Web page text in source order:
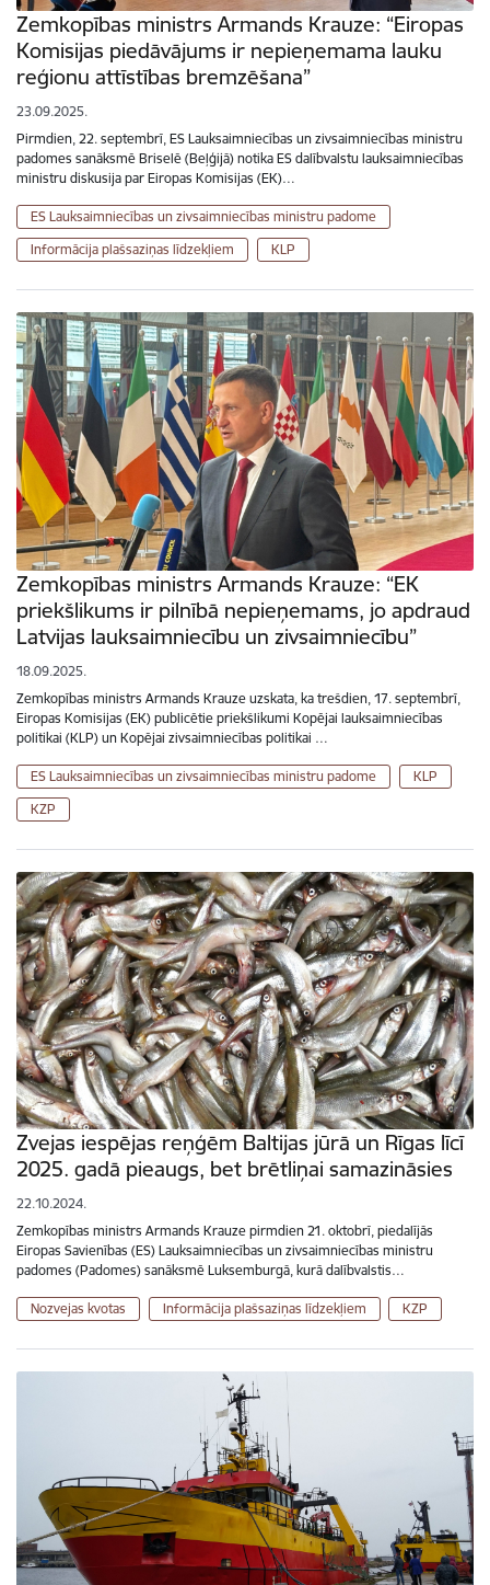
Zemkopības ministrs Armands Krauze: “Eiropas
Komisijas piedāvājums ir nepieņemama lauku
reģionu attīstības bremzēšana”
23.09.2025.
Pirmdien, 22. septembrī, ES Lauksaimniecības un zivsaimniecības ministru
padomes sanāksmē Briselē (Beļģijā) notika ES dalībvalstu lauksaimniecības
ministru diskusija par Eiropas Komisijas (EK)…
ES Lauksaimniecības un zivsaimniecības ministru padome
Informācija plašsaziņas līdzekļiem
KLP
Zemkopības ministrs Armands Krauze: “EK
priekšlikums ir pilnībā nepieņemams, jo apdraud
Latvijas lauksaimniecību un zivsaimniecību”
18.09.2025.
Zemkopības ministrs Armands Krauze uzskata, ka trešdien, 17. septembrī,
Eiropas Komisijas (EK) publicētie priekšlikumi Kopējai lauksaimniecības
politikai (KLP) un Kopējai zivsaimniecības politikai …
ES Lauksaimniecības un zivsaimniecības ministru padome
KLP
KZP
Zvejas iespējas reņģēm Baltijas jūrā un Rīgas līcī
2025. gadā pieaugs, bet brētliņai samazināsies
22.10.2024.
Zemkopības ministrs Armands Krauze pirmdien 21. oktobrī, piedalījās
Eiropas Savienības (ES) Lauksaimniecības un zivsaimniecības ministru
padomes (Padomes) sanāksmē Luksemburgā, kurā dalībvalstis…
Nozvejas kvotas Informācija plašsaziņas līdzekļiem KZP